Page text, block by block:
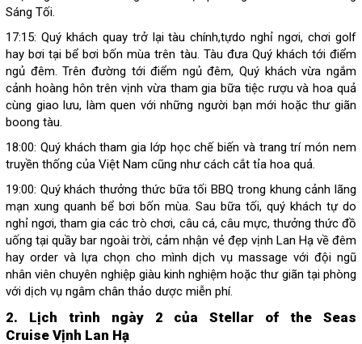
Sáng Tối.
17:15: Quý khách quay trở lại tàu chính,tựdo nghỉ ngơi, chơi golf
hay bơi tại bể bơi bốn mùa trên tàu. Tàu đưa Quý khách tới điểm
ngủ đêm. Trên đường tới điểm ngủ đêm, Quý khách vừa ngắm
cảnh hoàng hôn trên vịnh vừa tham gia bữa tiệc rượu và hoa quả
cùng giao lưu, làm quen với những người bạn mới hoặc thư giãn
boong tàu.
18:00: Quý khách tham gia lớp học chế biến và trang trí món nem
truyền thống của Việt Nam cũng như cách cắt tỉa hoa quả.
19:00: Quý khách thưởng thức bữa tối BBQ trong khung cảnh lãng
mạn xung quanh bể bơi bốn mùa. Sau bữa tối, quý khách tự do
nghỉ ngơi, tham gia các trò chơi, câu cá, câu mực, thưởng thức đồ
uống tại quầy bar ngoài trời, cảm nhận vẻ đẹp vịnh Lan Hạ về đêm
hay order và lựa chọn cho mình dịch vụ massage với đội ngũ
nhân viên chuyên nghiệp giàu kinh nghiệm hoặc thư giãn tại phòng
với dịch vụ ngâm chân thảo dược miễn phí.
2. Lịch trình ngày 2 của Stellar of the Seas
Cruise Vịnh Lan Hạ